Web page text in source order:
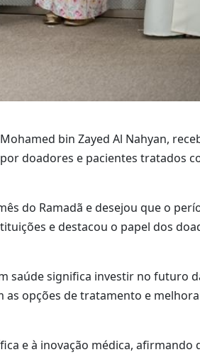
bin Zayed Al Nahyan,
doadores e pacientes tratados
do Ramadã e desejou que o
e destacou o papel dos
saúde significa investir no futuro
opções de tratamento e
e à inovação médica, afirmando